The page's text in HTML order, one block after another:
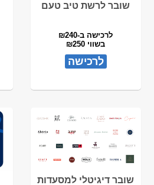
שובר לרשת טיב טעם
לרכישה ב-₪240
בשווי ₪250
לרכישה
שובר דיגיטלי למסעדות